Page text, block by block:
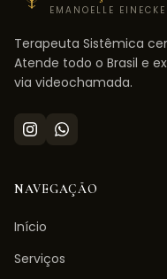
EMANOELLE EINECKE
Terapeuta Sistêmica
Atende todo o Brasil e
via videochamada.
NAVEGAÇÃO
Início
Serviços